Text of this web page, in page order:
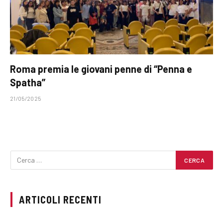
Roma premia le giovani penne di “Penna e
Spatha”
21/05/2025
ARTICOLI RECENTI